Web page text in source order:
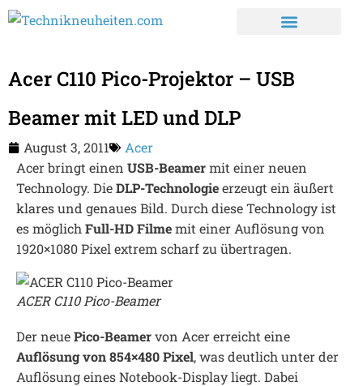
Acer C110 Pico-Projektor – USB
Beamer mit LED und DLP
August 3, 2011
Acer
Acer bringt einen USB-Beamermit einer neuen
Technology. DieDLP-Technologieerzeugt ein äußert
klares und genaues Bild. Durch diese Technology ist
es möglich Full-HD Filmemit einer Auflösung von
1920×1080 Pixel extrem scharf zu übertragen.
ACER C110 Pico-Beamer
Der neuePico-Beamervon Acer erreicht eine
Auflösung von 854×480 Pixel, was deutlich unter der
Auflösung eines Notebook-Display liegt. Dabei